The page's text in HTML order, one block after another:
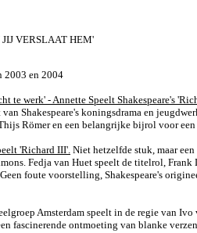
VERSLAAT HEM'
2003 en 2004
te werk' - Annette Speelt Shakespeare's
Shakespeare's koningsdrama en
Römer en een belangrijke bijrol voor
'Richard III'. Niet hetzelfde stuk, maar
Fedja van Huet speelt de titelrol, Frank
foute voorstelling, Shakespeare's
Amsterdam speelt in de regie van Ivo
fascinerende ontmoeting van blanke